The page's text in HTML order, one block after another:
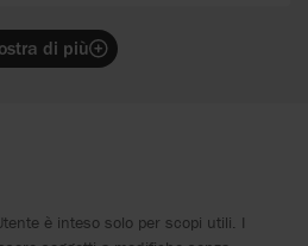
di più
è inteso solo per scopi utili. I